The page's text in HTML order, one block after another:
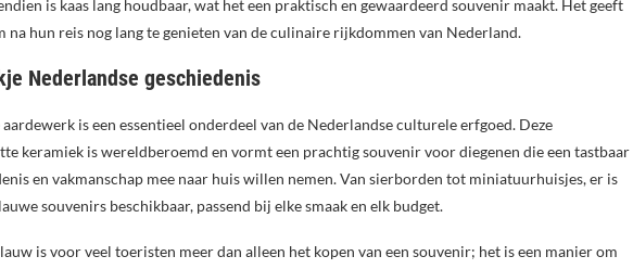
is kaas lang houdbaar, wat het een praktisch en gewaardeerd souvenir maakt. Het geeft
hun reis nog lang te genieten van de culinaire rijkdommen van Nederland.
Nederlandse geschiedenis
is een essentieel onderdeel van de Nederlandse culturele erfgoed. Deze
keramiek is wereldberoemd en vormt een prachtig souvenir voor diegenen die een tastbaar
en vakmanschap mee naar huis willen nemen. Van sierborden tot miniatuurhuisjes, er is
souvenirs beschikbaar, passend bij elke smaak en elk budget.
is voor veel toeristen meer dan alleen het kopen van een souvenir; het is een manier om